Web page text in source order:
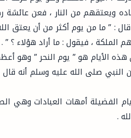
ويعتقهم من النار ، فعن
: ” ما من يوم أكثر من أن يعتق
الملكة ، فيقول : ما أراد هؤلاء ؟ ” .
الأيام هو ” يوم النحر ” وهو
صلى الله عليه وسلم أنه قال
الفضيلة أمهات العبادات وهي
.